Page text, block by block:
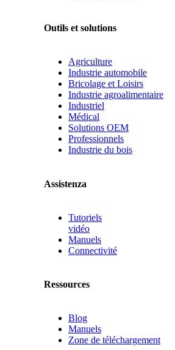
Outils et solutions
Agriculture
Industrie automobile
Bricolage et Loisirs
Industrie agroalimentaire
Industriel
Médical
Solutions OEM
Professionnels
Industrie du bois
Assistenza
Tutoriels
vidéo
Manuels
Connectivité
Ressources
Blog
Manuels
Zone de téléchargement